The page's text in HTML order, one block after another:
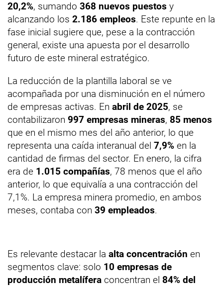
20,2%, sumando 368 nuevos puestos y
alcanzando los 2.186 empleos. Este repunte en la
fase inicial sugiere que, pese a la contracción
general, existe una apuesta por el desarrollo
futuro de este mineral estratégico.
La reducción de la plantilla laboral se ve
acompañada por una disminución en el número
de empresas activas. En abril de 2025, se
contabilizaron 997 empresas mineras, 85 menos
que en el mismo mes del año anterior, lo que
representa una caída interanual del 7,9% en la
cantidad de firmas del sector. En enero, la cifra
era de 1.015 compañías, 78 menos que el año
anterior, lo que equivalía a una contracción del
7,1%. La empresa minera promedio, en ambos
meses, contaba con 39 empleados.
Es relevante destacar la alta concentración en
segmentos clave: solo 10 empresas de
producción metalífera concentran el 84% del